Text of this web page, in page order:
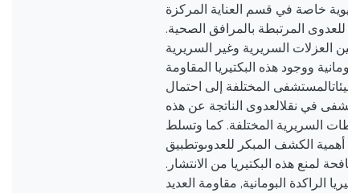
خاصة في قسم العناية المركزة
للعدوى المرتبطة بالمرافق الصحية.
بين العزلات السريرية وغير السريرية
ووجود هذه البكتيريا المقاومة
بيئاتالمستشفى المختلفة إلى احتمال
في نقلالعدوى الناتجة عن هذه
السريرية المختلفة. كما وتسلط
أهمية الكشف المبكر للعدوىوتطبيق
لمنع هذه البكتيريا من الانتشار.
الراكدة البومانية, مقاومة العديد